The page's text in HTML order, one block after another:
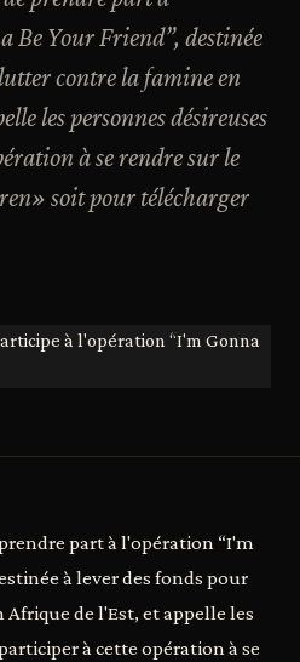
Be Your Friend”, destinée
contre la famine en
les personnes désireuses
à se rendre sur le
soit pour télécharger
part à l'opération “I'm
à lever des fonds pour
de l'Est, et appelle les
à cette opération à se